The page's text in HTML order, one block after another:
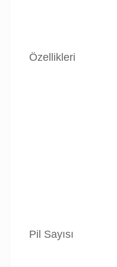
Özellikleri
Pil Sayısı